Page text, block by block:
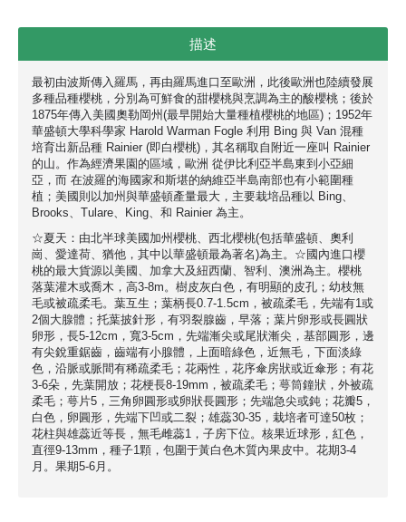
描述
最初由波斯傳入羅馬，再由羅馬進口至歐洲，此後歐洲也陸續發展
多種品種櫻桃，分別為可鮮食的甜櫻桃與烹調為主的酸櫻桃；後於
1875年傳入美國奧勒岡州(最早開始大量種植櫻桃的地區)；1952年
華盛頓大學科學家 Harold Warman Fogle 利用 Bing 與 Van 混種
培育出新品種 Rainier (即白櫻桃)，其名稱取自附近一座叫 Rainier
的山。作為經濟果園的區域，歐洲 從伊比利亞半島東到小亞細
亞，而 在波羅的海國家和斯堪的納維亞半島南部也有小範圍種
植；美國則以加州與華盛頓產量最大，主要栽培品種以 Bing、
Brooks、Tulare、King、和 Rainier 為主。
☆夏天：由北半球美國加州櫻桃、西北櫻桃(包括華盛頓、奧利
崗、愛達荷、猶他，其中以華盛頓最為著名)為主。☆國內進口櫻
桃的最大貨源以美國、加拿大及紐西蘭、智利、澳洲為主。櫻桃
落葉灌木或喬木，高3-8m。樹皮灰白色，有明顯的皮孔；幼枝無
毛或被疏柔毛。葉互生；葉柄長0.7-1.5cm，被疏柔毛，先端有1或
2個大腺體；托葉披針形，有羽裂腺齒，早落；葉片卵形或長圓狀
卵形，長5-12cm，寬3-5cm，先端漸尖或尾狀漸尖，基部圓形，邊
有尖銳重鋸齒，齒端有小腺體，上面暗綠色，近無毛，下面淡綠
色，沿脈或脈間有稀疏柔毛；花兩性，花序傘房狀或近傘形；有花
3-6朵，先葉開放；花梗長8-19mm，被疏柔毛；萼筒鐘狀，外被疏
柔毛；萼片5，三角卵圓形或卵狀長圓形；先端急尖或鈍；花瓣5，
白色，卵圓形，先端下凹或二裂；雄蕊30-35，栽培者可達50枚；
花柱與雄蕊近等長，無毛雌蕊1，子房下位。核果近球形，紅色，
直徑9-13mm，種子1顆，包圍于黃白色木質內果皮中。花期3-4
月。果期5-6月。